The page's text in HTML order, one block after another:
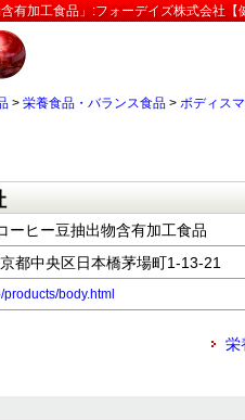
有加工食品」:フォーデイズ株式会社【
> 栄養食品・バランス食品 > ボディス
ーヒー豆抽出物含有加工食品
都中央区日本橋茅場町1-13-21
body.html
栄